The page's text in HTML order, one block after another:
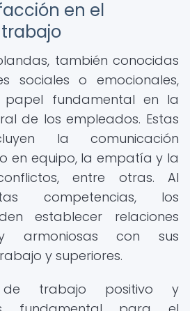
en el
también conocidas
sociales o emocionales,
papel fundamental en la
de los empleados. Estas
la comunicación
en equipo, la empatía y la
entre otras. Al
competencias, los
establecer relaciones
armoniosas con sus
y superiores.
de trabajo positivo y